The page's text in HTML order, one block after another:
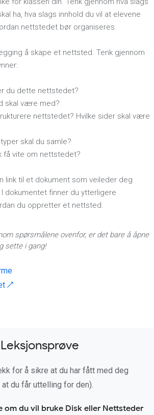
ha, hva slags innhold du vil at elevene
nettstedet bør organiseres.
å skape et nettsted. Tenk gjennom
du dette nettstedet?
skal være med?
nettstedet? Hvilke sider skal være
skal du samle?
få vite om nettstedet?
link til et dokument som veileder deg
dokumentet finner du ytterligere
du oppretter et nettsted.
spørsmålene ovenfor, er det bare å åpne
sette i gang!
↗
Leksjonsprøve
for å sikre at du har fått med deg
du får uttelling for den).
om du vil bruke Disk eller Nettsteder